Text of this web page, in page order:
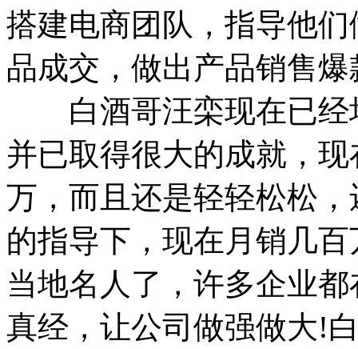
搭建电商团队，指导他
品成交，做出产品销售爆
白酒哥汪栾现在已经
并已取得很大的成就，
万，而且还是轻轻松松
的指导下，现在月销几
当地名人了，许多企业
真经，让公司做强做大!